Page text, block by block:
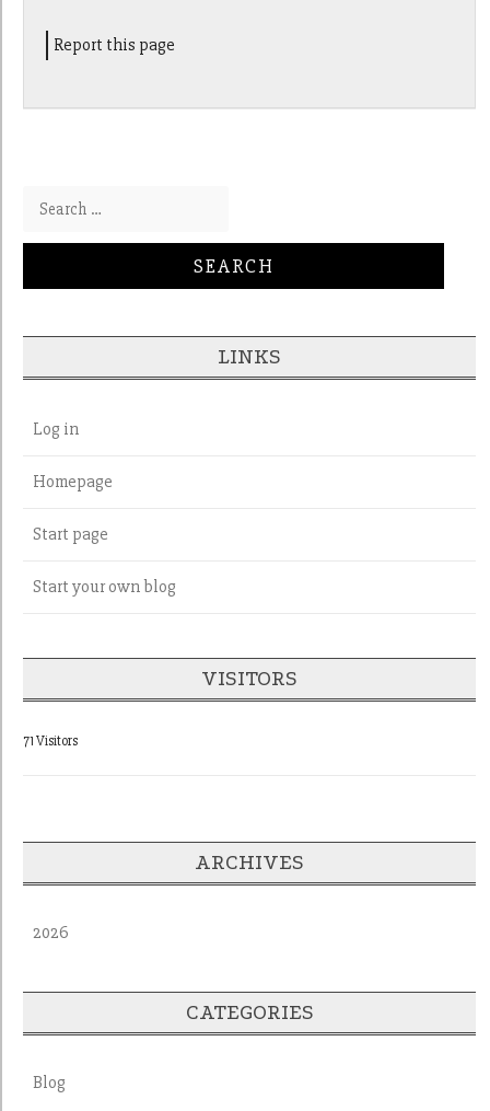
Report this page
Search for:
LINKS
Log in
Homepage
Start page
Start your own blog
VISITORS
71 Visitors
ARCHIVES
2026
CATEGORIES
Blog